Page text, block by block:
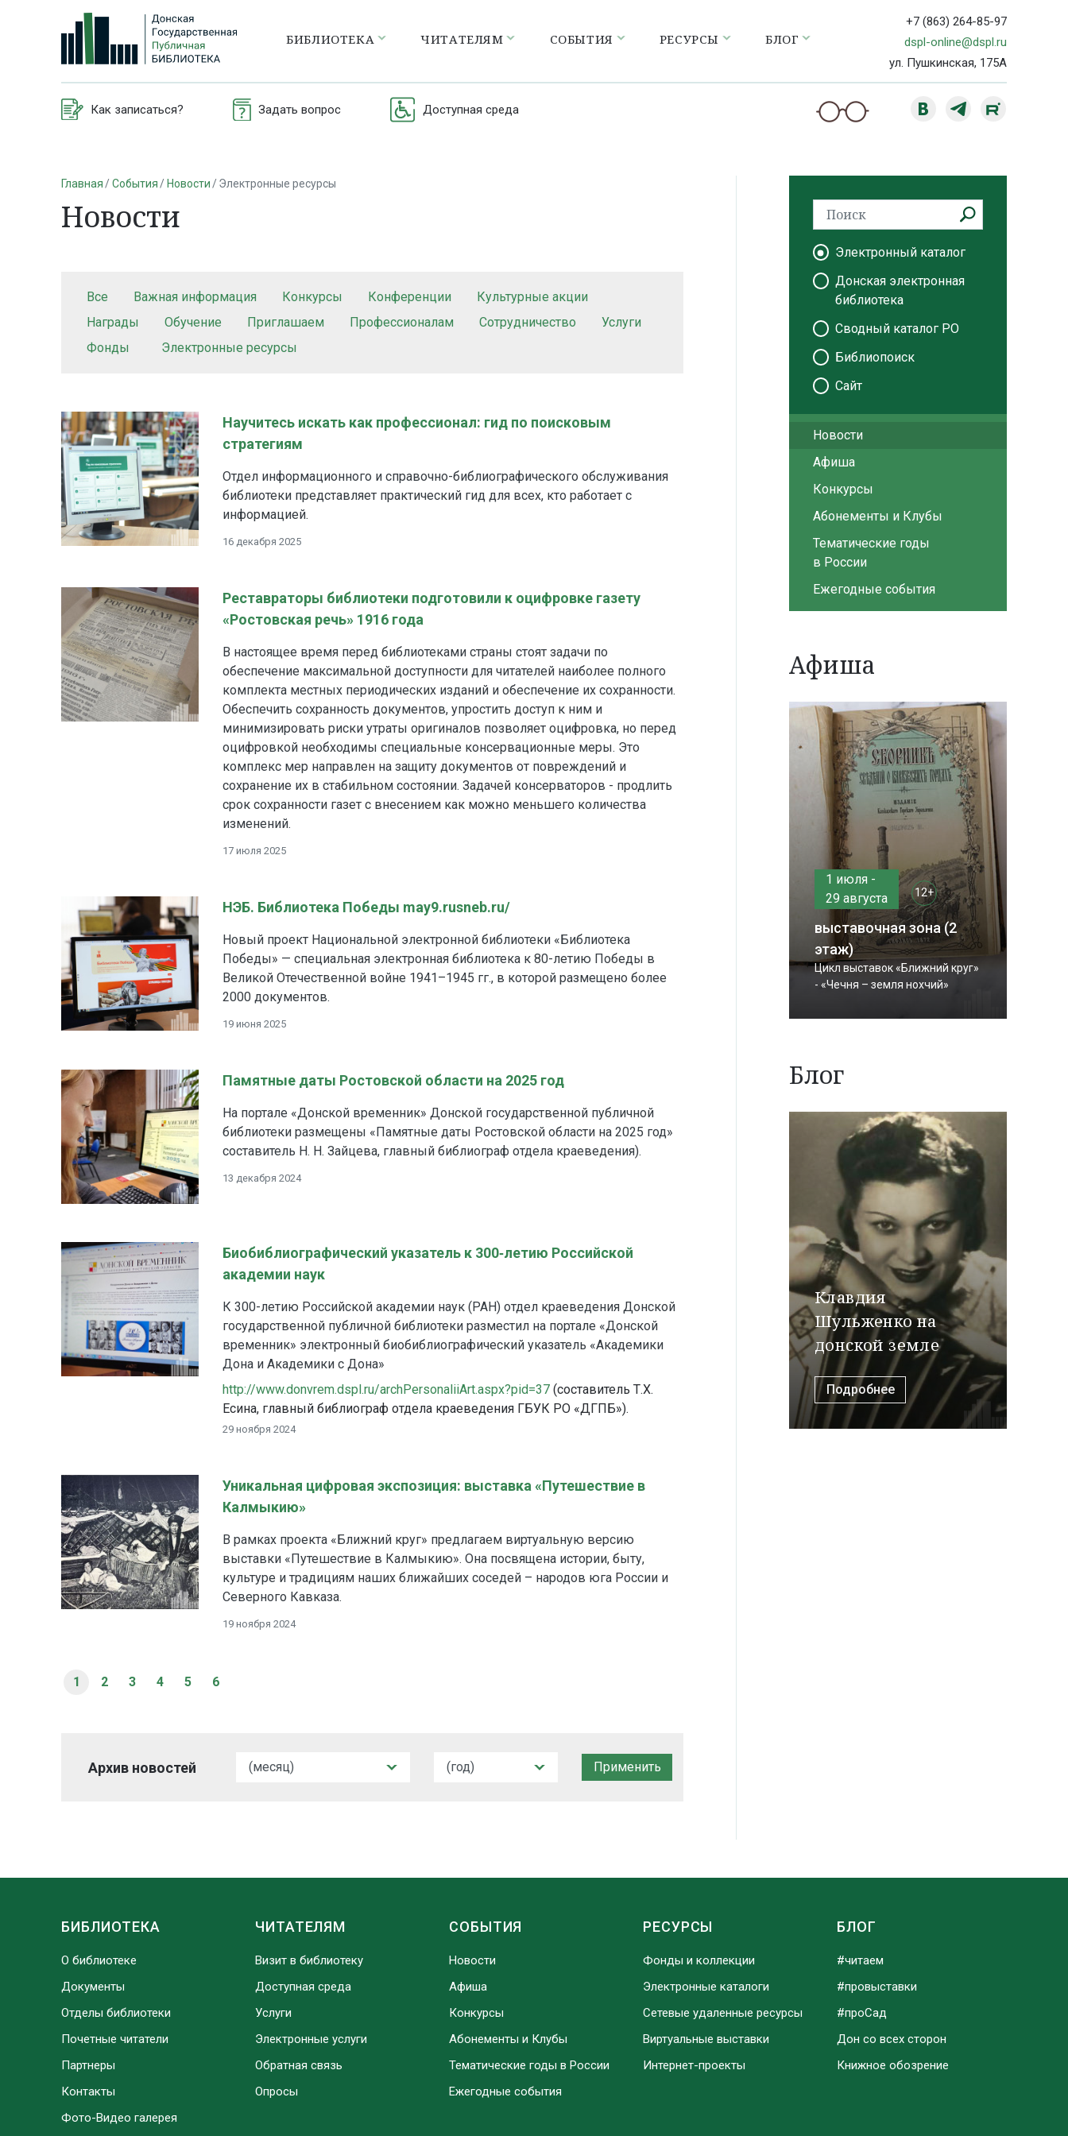
БИБЛИОТЕКА ЧИТАТЕЛЯМ СОБЫТИЯ РЕСУРСЫ БЛОГ
+7 (863) 264-85-97
dspl-online@dspl.ru
ул. Пушкинская, 175А
Как записаться? Задать вопрос Доступная среда
Главная События Новости Электронные ресурсы
Новости
Все Важная информация Конкурсы Конференции
Культурные акции
Награды
Обучение Приглашаем Профессионалам Сотрудничество
Услуги
Фонды
Электронные ресурсы
Научитесь искать как профессионал: гид по поисковым
стратегиям
Отдел информационного и справочно-библиографического обслуживания
библиотеки представляет практический гид для всех, кто работает с
информацией.
16 декабря 2025
Реставраторы библиотеки подготовили к оцифровке газету
«Ростовская речь» 1916 года
В настоящее время перед библиотеками страны стоят задачи по
обеспечение максимальной доступности для читателей наиболее полного
комплекта местных периодических изданий и обеспечение их сохранности.
Обеспечить сохранность документов, упростить доступ к ним и
минимизировать риски утраты оригиналов позволяет оцифровка, но перед
оцифровкой необходимы специальные консервационные меры. Это
комплекс мер направлен на защиту документов от повреждений и
сохранение их в стабильном состоянии. Задачей консерваторов - продлить
срок сохранности газет с внесением как можно меньшего количества
изменений.
17 июля 2025
НЭБ. Библиотека Победы may9.rusneb.ru/
Новый проект Национальной электронной библиотеки «Библиотека
Победы» — специальная электронная библиотека к 80-летию Победы в
Великой Отечественной войне 1941–1945 гг., в которой размещено более
2000 документов.
19 июня 2025
Памятные даты Ростовской области на 2025 год
На портале «Донской временник» Донской государственной публичной
библиотеки размещены «Памятные даты Ростовской области на 2025 год»
составитель Н. Н. Зайцева, главный библиограф отдела краеведения).
13 декабря 2024
Биобиблиографический указатель к 300‑летию Российской
академии наук
К 300-летию Российской академии наук (РАН) отдел краеведения Донской
государственной публичной библиотеки разместил на портале «Донской
временник» электронный биобиблиографический указатель «Академики
Дона и Академики с Дона»
http://www.donvrem.dspl.ru/archPersonaliiArt.aspx?pid=37 (составитель Т.Х.
Есина, главный библиограф отдела краеведения ГБУК РО «ДГПБ»).
29 ноября 2024
Уникальная цифровая экспозиция: выставка «Путешествие в
Калмыкию»
В рамках проекта «Ближний круг» предлагаем виртуальную версию
выставки «Путешествие в Калмыкию». Она посвящена истории, быту,
культуре и традициям наших ближайших соседей – народов юга России и
Северного Кавказа.
19 ноября 2024
1 2 3 4 5 6
Архив новостей
Электронный каталог
Донская электронная
библиотека
Сводный каталог РО
Библиопоиск
Сайт
Новости
Афиша
Конкурсы
Абонементы и Клубы
Тематические годы
в России
Ежегодные события
Афиша
1 июля -
29 августа
12+
выставочная зона (2
этаж)
Цикл выставок «Ближний круг»
- «Чечня – земля нохчий»
Блог
Клавдия
Шульженко на
донской земле
Подробнее
БИБЛИОТЕКА
О библиотеке
Документы
Отделы библиотеки
Почетные читатели
Партнеры
Контакты
Фото-Видео галерея
ЧИТАТЕЛЯМ
Визит в библиотеку
Доступная среда
Услуги
Электронные услуги
Обратная связь
Опросы
СОБЫТИЯ
Новости
Афиша
Конкурсы
Абонементы и Клубы
Тематические годы в России
Ежегодные события
РЕСУРСЫ
Фонды и коллекции
Электронные каталоги
Сетевые удаленные ресурсы
Виртуальные выставки
Интернет-проекты
БЛОГ
#читаем
#провыставки
#проСад
Дон со всех сторон
Книжное обозрение